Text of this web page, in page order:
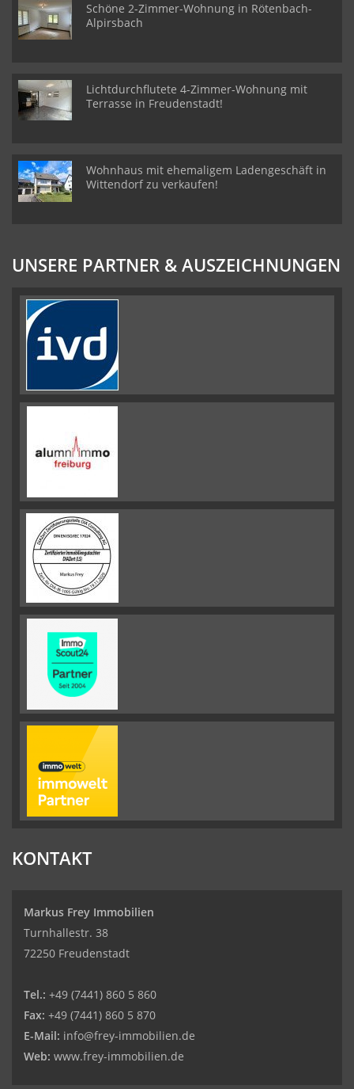
Schöne 2-Zimmer-Wohnung in Rötenbach-
Alpirsbach
Lichtdurchflutete 4-Zimmer-Wohnung mit
Terrasse in Freudenstadt!
Wohnhaus mit ehemaligem Ladengeschäft in
Wittendorf zu verkaufen!
UNSERE PARTNER & AUSZEICHNUNGEN
KONTAKT
Markus Frey Immobilien
Turnhallestr. 38
72250 Freudenstadt
Tel.: +49 (7441) 860 5 860
Fax: +49 (7441) 860 5 870
E-Mail: info@frey-immobilien.de
Web: www.frey-immobilien.de